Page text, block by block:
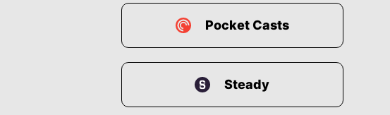
Pocket Casts
Steady